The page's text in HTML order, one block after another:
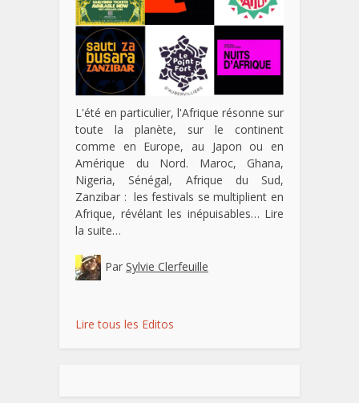
L'été en particulier, l'Afrique résonne sur
toute la planète, sur le continent
comme en Europe, au Japon ou en
Amérique du Nord. Maroc, Ghana,
Nigeria, Sénégal, Afrique du Sud,
Zanzibar : les festivals se multiplient en
Afrique, révélant les inépuisables… Lire
la suite…
Par Sylvie Clerfeuille
Lire tous les Editos